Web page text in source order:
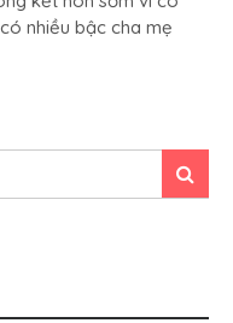
nhiều bậc cha mẹ
Tìm
kiếm